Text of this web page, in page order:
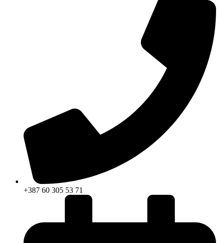
+387 60 305 53 71